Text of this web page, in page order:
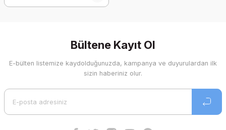
Bültene Kayıt Ol
E-bülten listemize kaydolduğunuzda, kampanya ve duyurulardan ilk
sizin haberiniz olur.